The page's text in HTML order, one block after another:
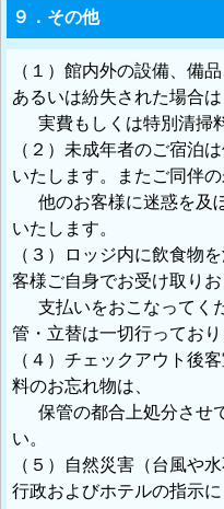
９．その他
（１）館内外の設備、備
あるいは紛失された場合は
実費もしくは特別清掃
（２）未成年者のご宿泊
いたします。またご同伴
他のお客様に迷惑を及
いたします。
（３）ロッジ内に飲食物
客様ご自身でお受け取り
支払いをおこなってく
管・立替は一切行っており
（４）チェックアウト後
料のお忘れ物は、
保管の都合上処分させ
い。
（５）自然災害（台風や
行政およびホテルの指示に